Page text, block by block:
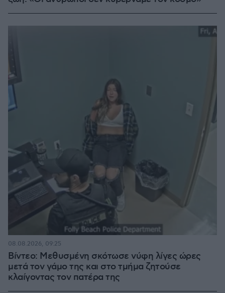
Βίντεο: Μεθυσμένη σκότωσε νύφη λίγες ώρες
μετά τον γάμο της και στο τμήμα ζητούσε
κλαίγοντας τον πατέρα της
08.08.2026, 09:25